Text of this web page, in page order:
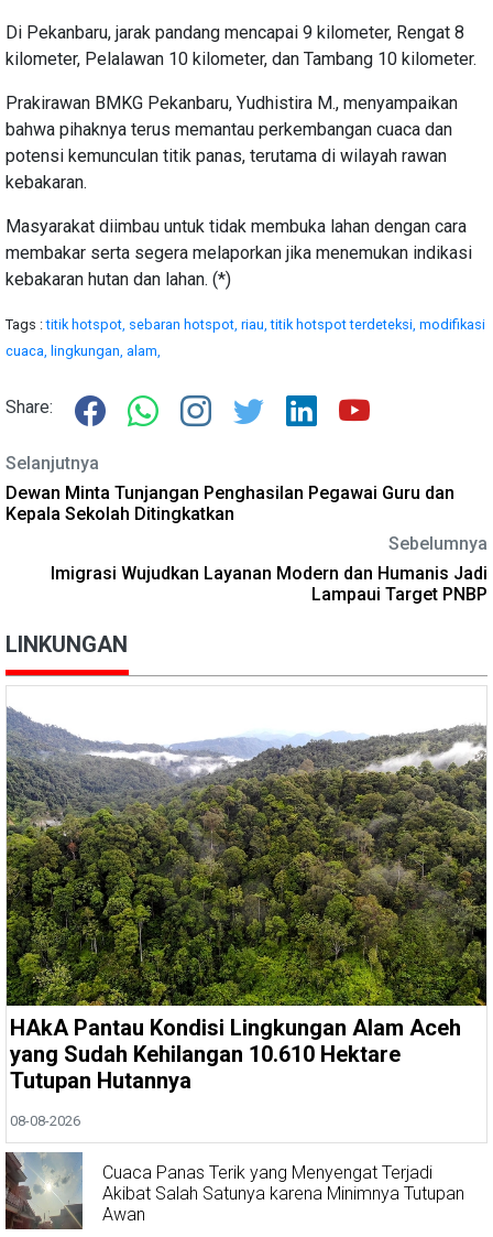
Di Pekanbaru, jarak pandang mencapai 9 kilometer, Rengat 8
kilometer, Pelalawan 10 kilometer, dan Tambang 10 kilometer.
Prakirawan BMKG Pekanbaru, Yudhistira M., menyampaikan
bahwa pihaknya terus memantau perkembangan cuaca dan
potensi kemunculan titik panas, terutama di wilayah rawan
kebakaran.
Masyarakat diimbau untuk tidak membuka lahan dengan cara
membakar serta segera melaporkan jika menemukan indikasi
kebakaran hutan dan lahan. (*)
Tags :titik hotspot, sebaran hotspot, riau,titik hotspot terdeteksi, modifikasi
cuaca,
lingkungan, alam,
Share:
Selanjutnya
Dewan Minta Tunjangan Penghasilan Pegawai Guru dan
Kepala Sekolah Ditingkatkan
Sebelumnya
Imigrasi Wujudkan Layanan Modern dan Humanis Jadi
Lampaui Target PNBP
LINKUNGAN
HAkA Pantau Kondisi Lingkungan Alam Aceh
yang Sudah Kehilangan 10.610 Hektare
Tutupan Hutannya
08-08-2026
Cuaca Panas Terik yang Menyengat Terjadi
Akibat Salah Satunya karena Minimnya Tutupan
Awan